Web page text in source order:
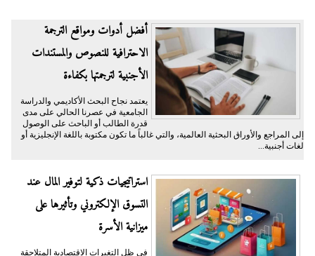
أفضل أدوات ومواقع الترجمة
الاحترافية للنصوص والمستندات
الأجنبية لترجمتها بكفاءة
يعتمد نجاح البحث الأكاديمي والدراسة
الجامعية في عصرنا الحالي على مدى
قدرة الطالب أو الباحث على الوصول
إلى المراجع والأوراق البحثية العالمية، والتي غالباً ما تكون مكتوبة باللغة الإنجليزية أو
لغات أجنبية...
​استراتيجيات ذكية لتوفير المال عند
التسوق الإلكتروني وتأثيرها على
ميزانية الأسرة
​في ظل التغيرات الاقتصادية المتلاحقة